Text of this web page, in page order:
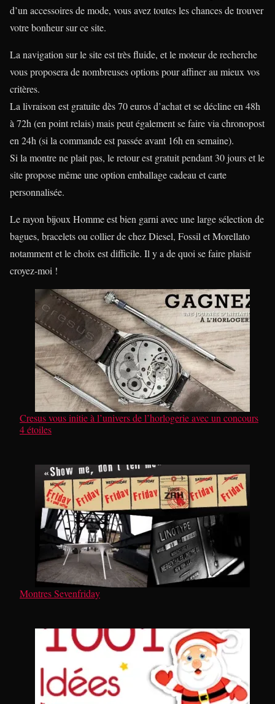
d’un accessoires de mode, vous avez toutes les chances de trouver
votre bonheur sur ce site.
La navigation sur le site est très fluide, et le moteur de recherche
vous proposera de nombreuses options pour affiner au mieux vos
critères.
La livraison est gratuite dès 70 euros d’achat et se décline en 48h
à 72h (en point relais) mais peut également se faire via chronopost
en 24h (si la commande est passée avant 16h en semaine).
Si la montre ne plait pas, le retour est gratuit pendant 30 jours et le
site propose même une option emballage cadeau et carte
personnalisée.
Le rayon bijoux Homme est bien garni avec une large sélection de
bagues, bracelets ou collier de chez Diesel, Fossil et Morellato
notamment et le choix est difficile. Il y a de quoi se faire plaisir
croyez-moi !
Cresus vous initie à l’univers de l’horlogerie avec un concours
4 étoiles
Montres Sevenfriday